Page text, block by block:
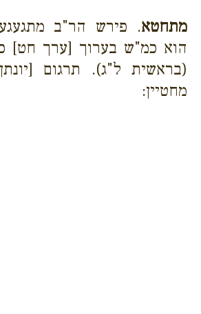
מתחטא. פירש הר"ב
הוא כמ"ש בערוך [ערך חט]
(בראשית ל"ג). תרגום
מחטיין: